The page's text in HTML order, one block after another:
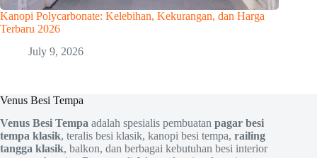
Kanopi Polycarbonate: Kelebihan, Kekurangan, dan Harga
Terbaru 2026
July 9, 2026
Venus Besi Tempa
Venus Besi Tempa adalah spesialis pembuatan pagar besi
tempa klasik, teralis besi klasik, kanopi besi tempa, railing
tangga klasik, balkon, dan berbagai kebutuhan besi interior